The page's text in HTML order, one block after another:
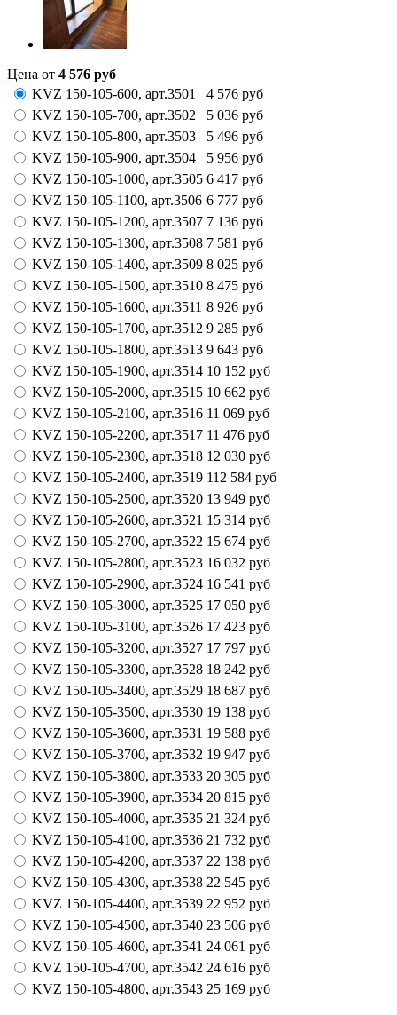
Цена от 4 576 руб
KVZ 150-105-600, арт.3501 4 576 руб
KVZ 150-105-700, арт.3502 5 036 руб
KVZ 150-105-800, арт.3503 5 496 руб
KVZ 150-105-900, арт.3504 5 956 руб
KVZ 150-105-1000, арт.3505 6 417 руб
KVZ 150-105-1100, арт.3506 6 777 руб
KVZ 150-105-1200, арт.3507 7 136 руб
KVZ 150-105-1300, арт.3508 7 581 руб
KVZ 150-105-1400, арт.3509 8 025 руб
KVZ 150-105-1500, арт.3510 8 475 руб
KVZ 150-105-1600, арт.3511 8 926 руб
KVZ 150-105-1700, арт.3512 9 285 руб
KVZ 150-105-1800, арт.3513 9 643 руб
KVZ 150-105-1900, арт.3514 10 152 руб
KVZ 150-105-2000, арт.3515 10 662 руб
KVZ 150-105-2100, арт.3516 11 069 руб
KVZ 150-105-2200, арт.3517 11 476 руб
KVZ 150-105-2300, арт.3518 12 030 руб
KVZ 150-105-2400, арт.3519 112 584 руб
KVZ 150-105-2500, арт.3520 13 949 руб
KVZ 150-105-2600, арт.3521 15 314 руб
KVZ 150-105-2700, арт.3522 15 674 руб
KVZ 150-105-2800, арт.3523 16 032 руб
KVZ 150-105-2900, арт.3524 16 541 руб
KVZ 150-105-3000, арт.3525 17 050 руб
KVZ 150-105-3100, арт.3526 17 423 руб
KVZ 150-105-3200, арт.3527 17 797 руб
KVZ 150-105-3300, арт.3528 18 242 руб
KVZ 150-105-3400, арт.3529 18 687 руб
KVZ 150-105-3500, арт.3530 19 138 руб
KVZ 150-105-3600, арт.3531 19 588 руб
KVZ 150-105-3700, арт.3532 19 947 руб
KVZ 150-105-3800, арт.3533 20 305 руб
KVZ 150-105-3900, арт.3534 20 815 руб
KVZ 150-105-4000, арт.3535 21 324 руб
KVZ 150-105-4100, арт.3536 21 732 руб
KVZ 150-105-4200, арт.3537 22 138 руб
KVZ 150-105-4300, арт.3538 22 545 руб
KVZ 150-105-4400, арт.3539 22 952 руб
KVZ 150-105-4500, арт.3540 23 506 руб
KVZ 150-105-4600, арт.3541 24 061 руб
KVZ 150-105-4700, арт.3542 24 616 руб
KVZ 150-105-4800, арт.3543 25 169 руб